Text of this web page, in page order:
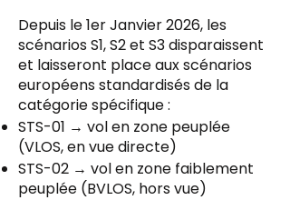
Depuis le 1er Janvier 2026, les
scénarios S1, S2 et S3 disparaissent
et laisseront place aux scénarios
européens standardisés de la
catégorie spécifique :
STS-01 → vol en zone peuplée
(VLOS, en vue directe)
STS-02 → vol en zone faiblement
peuplée (BVLOS, hors vue)